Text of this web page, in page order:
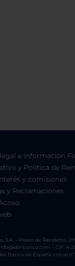
e Información
y Política de
y comisiones
y Reclamaciones
S.A. – Paseo de Recoletos,
– CIF: A-
Banco de España con el nº